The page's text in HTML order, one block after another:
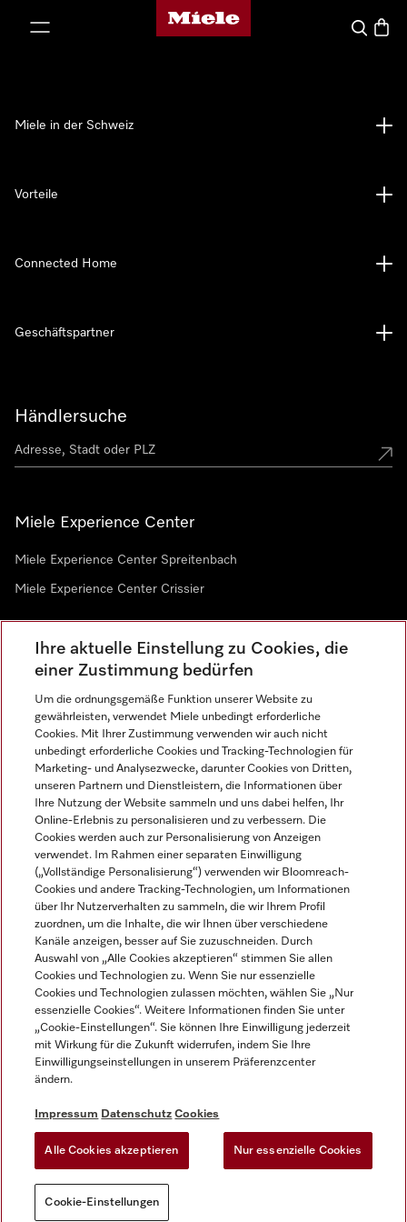
Miele-Homepage
Suche
Händlersuche
Miele Experience Center
Miele Experience Center Spreitenbach
Miele Experience Center Crissier
Newsletter
Sprache
DEUTSCH
Miele in der Schweiz
Vorteile
Connected Home
Geschäftspartner
Impressum
Datenschutz
Cookie-Einstellungen
Miele auf YoutubeMiele auf Instagram
Miele auf Facebook
Miele auf LinkedInMiele auf LinkedIn
Ihre aktuelle Einstellung zu Cookies, die
einer Zustimmung bedürfen
Um die ordnungsgemäße Funktion unserer Website zu
gewährleisten, verwendet Miele unbedingt erforderliche
Cookies. Mit Ihrer Zustimmung verwenden wir auch nicht
unbedingt erforderliche Cookies und Tracking-Technologien für
Marketing- und Analysezwecke, darunter Cookies von Dritten,
unseren Partnern und Dienstleistern, die Informationen über
Ihre Nutzung der Website sammeln und uns dabei helfen, Ihr
Online-Erlebnis zu personalisieren und zu verbessern. Die
Cookies werden auch zur Personalisierung von Anzeigen
verwendet. Im Rahmen einer separaten Einwilligung
(„Vollständige Personalisierung“) verwenden wir Bloomreach-
Cookies und andere Tracking-Technologien, um Informationen
über Ihr Nutzerverhalten zu sammeln, die wir Ihrem Profil
zuordnen, um die Inhalte, die wir Ihnen über verschiedene
Kanäle anzeigen, besser auf Sie zuzuschneiden. Durch
Auswahl von „Alle Cookies akzeptieren“ stimmen Sie allen
Cookies und Technologien zu. Wenn Sie nur essenzielle
Cookies und Technologien zulassen möchten, wählen Sie „Nur
essenzielle Cookies“. Weitere Informationen finden Sie unter
„Cookie-Einstellungen“. Sie können Ihre Einwilligung jederzeit
mit Wirkung für die Zukunft widerrufen, indem Sie Ihre
Einwilligungseinstellungen in unserem Präferenzcenter
ändern.
Impressum Datenschutz Cookies
Alle Cookies akzeptieren Nur essenzielle Cookies
Cookie-Einstellungen